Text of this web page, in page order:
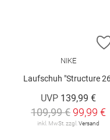
NIKE
Laufschuh "Structure
UVP 139,99 €
109,99 € 99,99 €
inkl. MwSt. zzgl. Versand